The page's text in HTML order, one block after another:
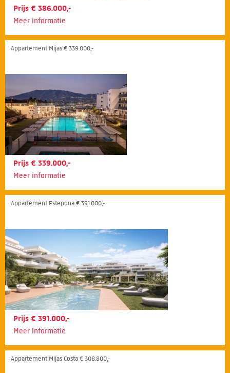
Prijs € 386.000,-
Meer informatie
Appartement Mijas € 339.000,-
Prijs € 339.000,-
Meer informatie
Appartement Estepona € 391.000,-
Prijs € 391.000,-
Meer informatie
Appartement Mijas Costa € 308.800,-